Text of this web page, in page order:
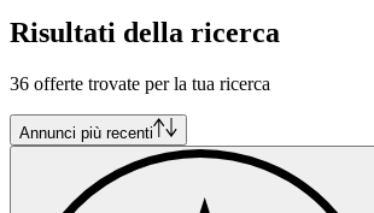
Risultati della ricerca
36 offerte trovate per la tua ricerca
Annunci più recenti